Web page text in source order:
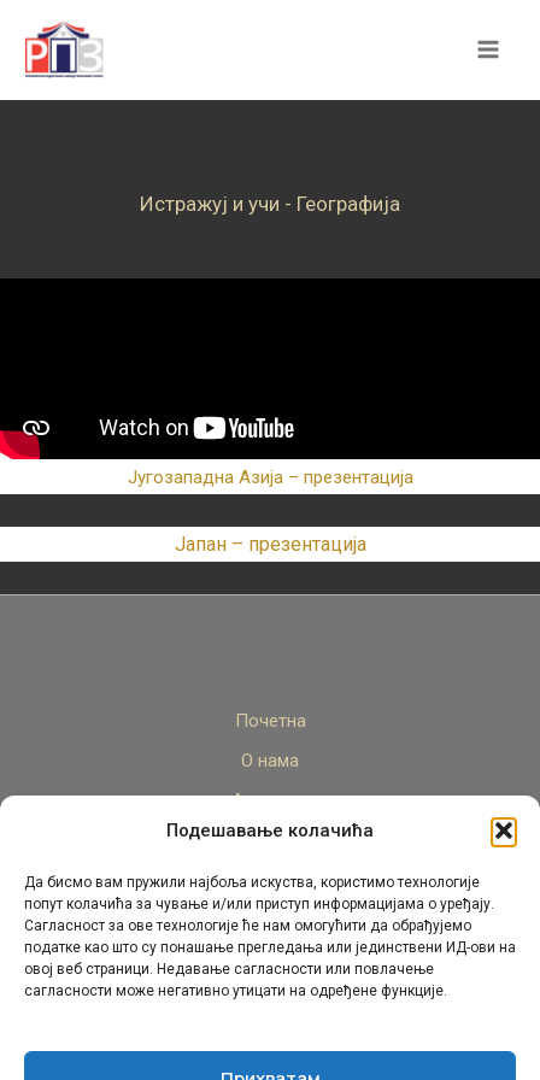
Подешавање колачића
Да бисмо вам пружили најбоља искуства, користимо технологије
попут колачића за чување и/или приступ информацијама о уређају.
Сагласност за ове технологије ће нам омогућити да обрађујемо
податке као што су понашање прегледања или јединствени ИД-ови на
овој веб страници. Недавање сагласности или повлачење
сагласности може негативно утицати на одређене функције.
content
Истражуј и учи - Географија
Југозападна Азија – презентација
Јапан – презентација
Почетна
О нама
Актуелно
Стручни кадар
Пројекти
Архива
Контакт